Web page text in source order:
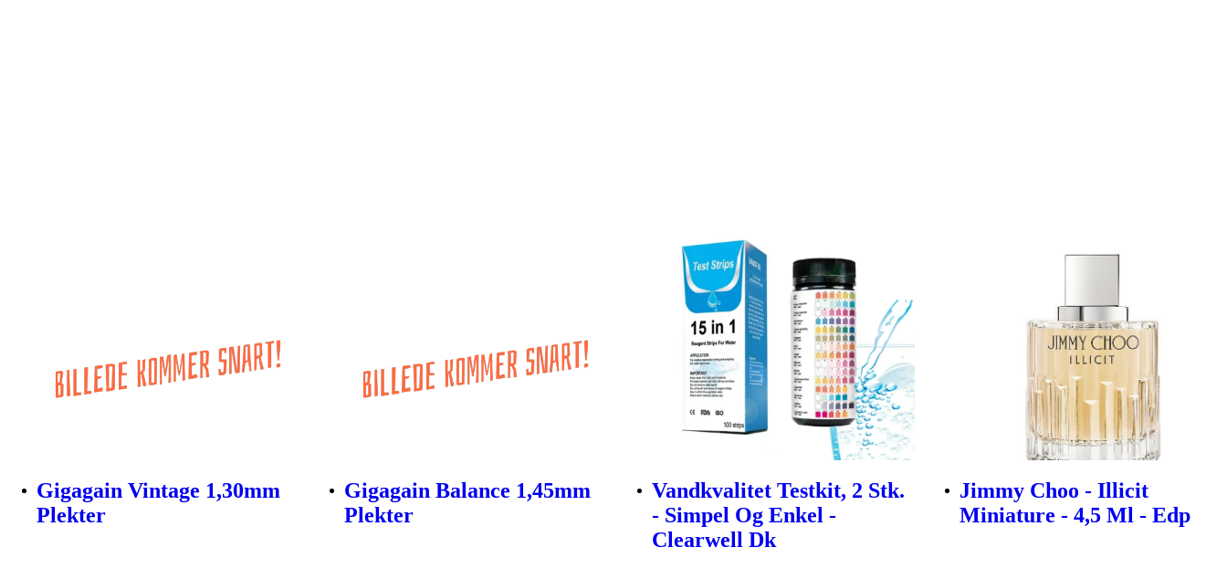
Gigagain Vintage 1,30mm
Plekter
Gigagain Balance 1,45mm
Plekter
Vandkvalitet Testkit, 2 Stk.
- Simpel Og Enkel -
Clearwell Dk
Jimmy Choo - Illicit
Miniature - 4,5 Ml - Edp